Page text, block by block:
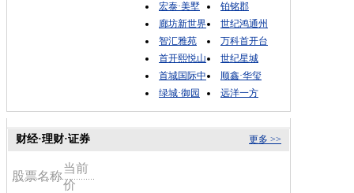
宏泰·美墅
铂铭郡
廊坊新世界
世纪鸿通州
智汇雅苑
万科首开台
首开熙悦山
世纪星城
首城国际中
顺鑫·华玺
绿城·御园
远洋一方
更多 >>
财经·理财·证券
股票名称
当前
价